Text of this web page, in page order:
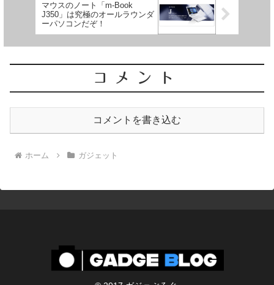
マウスのノート「m-Book
J350」は究極のオールラウンダ
ーパソコンだぞ！
コメント
コメントを書き込む
ホーム ガジェット